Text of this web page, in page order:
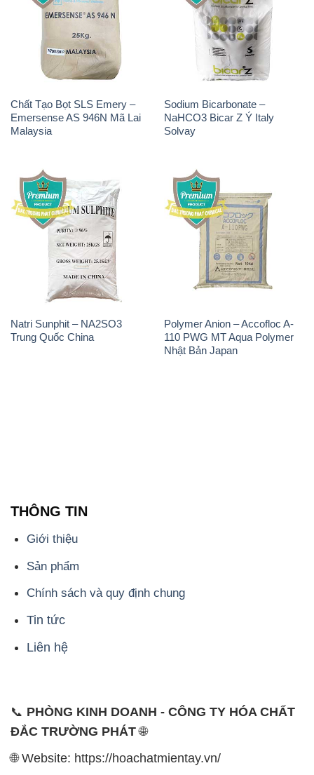
Chất Tạo Bọt SLS Emery –
Emersense AS 946N Mã Lai
Malaysia
Sodium Bicarbonate –
NaHCO3 Bicar Z Ý Italy
Natri Sunphit – NA2SO3
Trung Quốc China
Polymer Anion – Accofloc A-
110 PWG MT Aqua Polymer
Nhật Bản Japan
Chính sách và quy định chung
Tin tức
Liên hệ
📞
PHÒNG KINH DOANH - CÔNG TY HÓA CHẤT
ĐẮC TRƯỜNG PHÁT
- 028.3756.1835 - 028.3756.1840 - 028.3756.1841-